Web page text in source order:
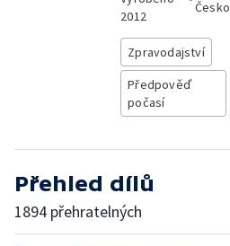
2012
Česko
Zpravodajství
Předpověď
počasí
Přehled dílů
1894 přehratelných